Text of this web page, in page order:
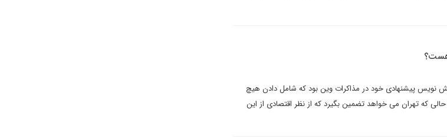
هست؟
نویس پیشنهادی خود در مذاکرات وین بود که شامل دادن هیچ
که تهران می خواهد تضمین بگیرد که از نظر اقتصادی از این